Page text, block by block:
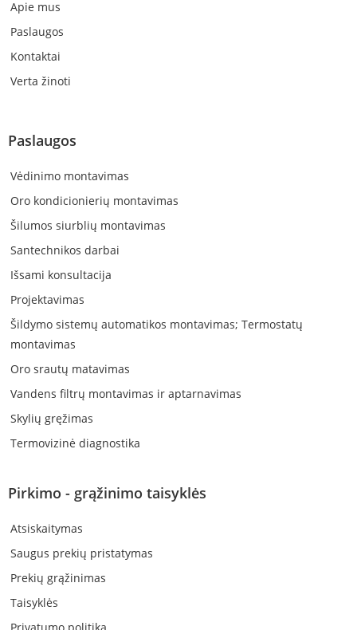
Apie mus
Paslaugos
Kontaktai
Verta žinoti
Paslaugos
Vėdinimo montavimas
Oro kondicionierių montavimas
Šilumos siurblių montavimas
Santechnikos darbai
Išsami konsultacija
Projektavimas
Šildymo sistemų automatikos montavimas; Termostatų
montavimas
Oro srautų matavimas
Vandens filtrų montavimas ir aptarnavimas
Skylių gręžimas
Termovizinė diagnostika
Pirkimo - grąžinimo taisyklės
Atsiskaitymas
Saugus prekių pristatymas
Prekių grąžinimas
Taisyklės